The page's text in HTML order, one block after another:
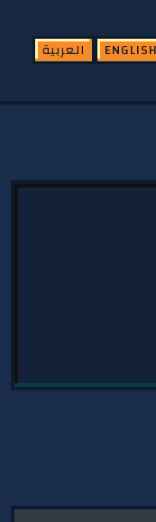
ENGLISH العربية